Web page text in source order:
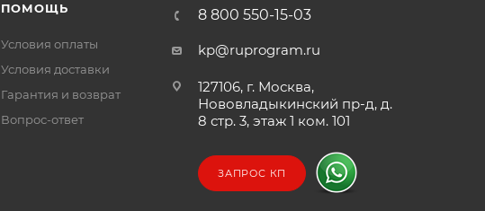
ПОМОЩЬ
Условия оплаты
Условия доставки
Гарантия и возврат
Вопрос-ответ
8 800 550-15-03
kp@ruprogram.ru
127106, г. Москва,
Нововладыкинский пр-д, д.
8 стр. 3, этаж 1 ком. 101
ЗАПРОС КП